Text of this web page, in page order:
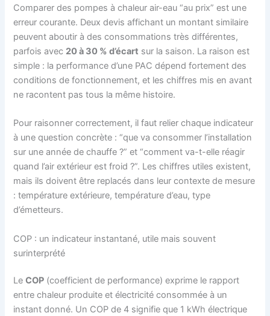
Comparer des pompes à chaleur air-eau “au prix” est une
erreur courante. Deux devis affichant un montant similaire
peuvent aboutir à des consommations très différentes,
parfois avec 20 à 30 % d’écart sur la saison. La raison est
simple : la performance d’une PAC dépend fortement des
conditions de fonctionnement, et les chiffres mis en avant
ne racontent pas tous la même histoire.
Pour raisonner correctement, il faut relier chaque indicateur
à une question concrète : “que va consommer l’installation
sur une année de chauffe ?” et “comment va-t-elle réagir
quand l’air extérieur est froid ?”. Les chiffres utiles existent,
mais ils doivent être replacés dans leur contexte de mesure
: température extérieure, température d’eau, type
d’émetteurs.
COP : un indicateur instantané, utile mais souvent
surinterprété
LeCOP (coefficient de performance) exprime le rapport
entre chaleur produite et électricité consommée à un
instant donné. Un COP de 4 signifie que 1 kWh électrique